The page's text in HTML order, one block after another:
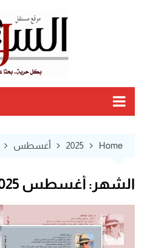
Home
2025 أغسطس
الشهر: أغسطس 2025